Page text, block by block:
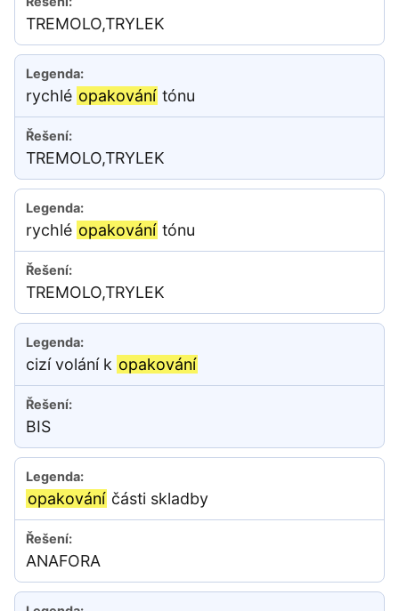
TREMOLO,TRYLEK
rychlé opakování tónu
TREMOLO,TRYLEK
rychlé opakování tónu
TREMOLO,TRYLEK
cizí volání k opakování
BIS
opakování části skladby
ANAFORA